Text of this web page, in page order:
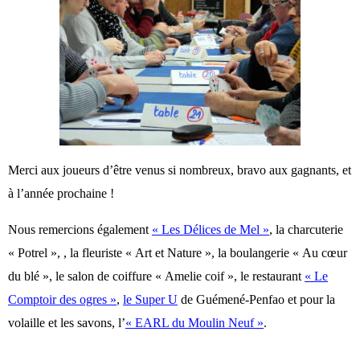
Merci aux joueurs d’être venus si nombreux, bravo aux gagnants, et
à l’année prochaine !
Nous remercions également « Les Délices de Mel », la charcuterie
« Potrel », , la fleuriste « Art et Nature », la boulangerie « Au cœur
du blé », le salon de coiffure « Amelie coif », le restaurant « Le
Comptoir des ogres », le Super U de Guémené-Penfao et pour la
volaille et les savons, l’« EARL du Moulin Neuf ».